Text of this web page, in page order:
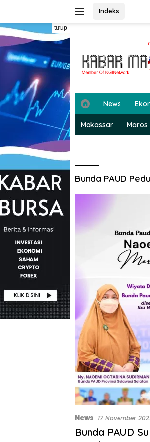
konten
Indeks
tutup
H
o
m
e
News
Makassar Maros
Bunda PAUD
News 17 November
Bunda PAUD